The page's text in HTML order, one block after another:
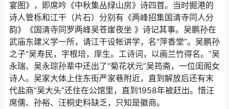
宴图》，即席吟《中秋集丛绿山房》诗四首。当时掘港的
诗人管栎和江干（片石）分别有《两峰招集国清寺同人分
韵》《国清寺同罗两峰吴苍崖夜坐 》诗记其事。吴鹏孙在
武庙东建义学一所，请江干设帐讲学，名“萍香堂”。吴鹏孙
之子“吴寿民，字根培，庠生。工诗词，以画兰竹得名。”吴
永瑞、吴永琮孙辈中还出了“菊花状元”吴筠斋，一位闺阁女
诗人。吴家大体上住东街严家巷附近，直到解放后还有末
代盐商“吴大头”还住在公馆里，直到1958年被赶出。惜汪
席儒、孙裕、汪桐史料缺乏，只知是徽商。